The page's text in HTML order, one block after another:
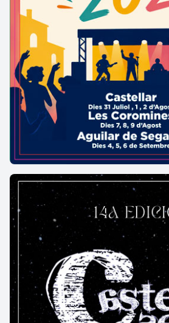
A banda i banda d'aquest cos
cossos laterals avançats.
presenten finestres de
i segon pis s’obrenbalcons
sobre mènsules de pedra
de les torres dels castells i
recorden elements utilitzats
Artigues de La Pobla de
d’ambdós cossos són en
acabades en rinxol que
d’alguns bolets, element tret de
en nombroses ocasions el
modernisme, Antoni Gaudí.
A la part posterior de la casa hi
per una porta també
ferro forjat on hi consta el nom
La Casa núm. 19de